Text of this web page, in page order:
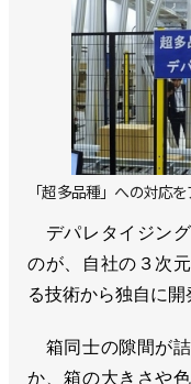
「超多品種」への対応
デパレタイジン
のが、自社の３次
る技術から独自に開
箱同士の隙間が
か、箱の大きさや